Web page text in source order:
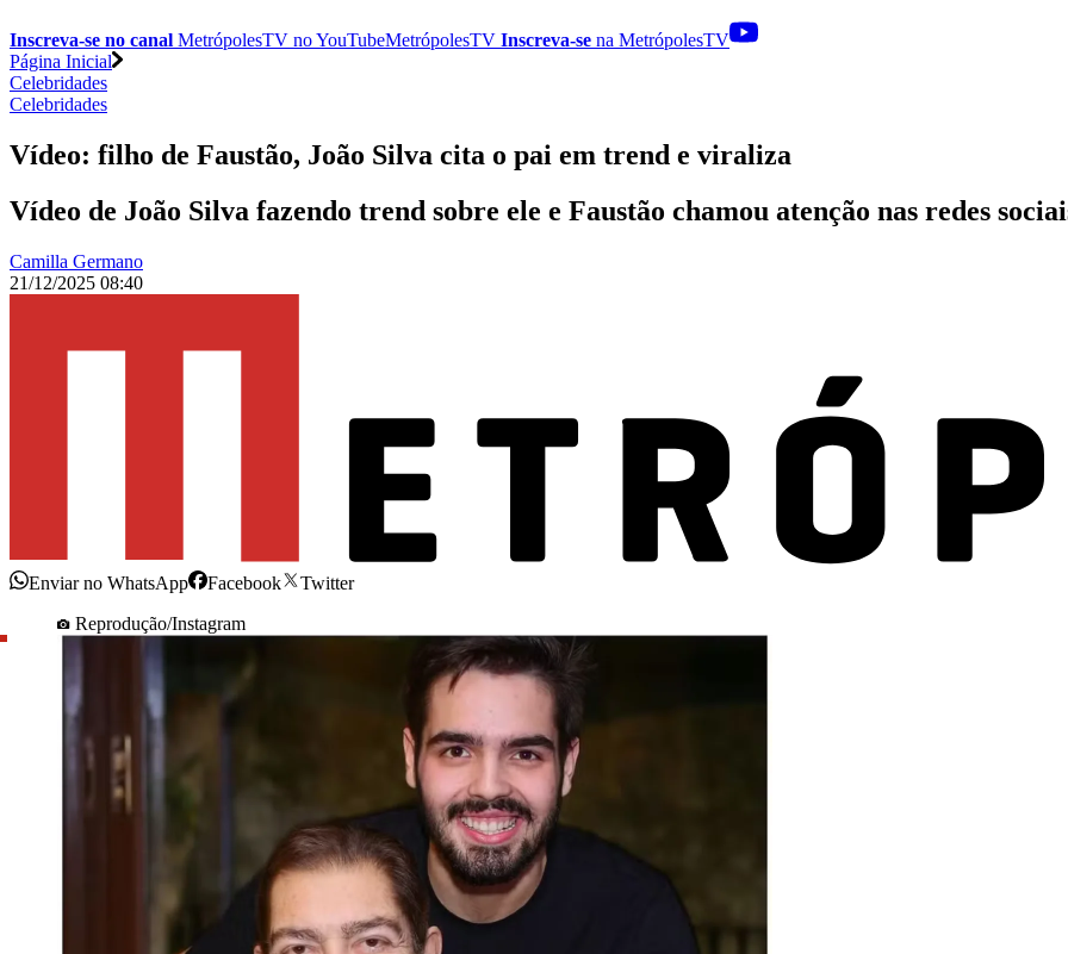
Inscreva-se no canal MetrópolesTV noYouTubeMetrópolesTV Inscreva-se na MetrópolesTV
Página Inicial
Celebridades
Celebridades
Vídeo: filho de Faustão, João Silva cita o pai em trend e viraliza
Vídeo de João Silva fazendo trend sobre ele e Faustão chamou atenção nas redes
Camilla Germano
21/12/2025 08:40
Enviar no WhatsApp Facebook
Twitter
Reprodução/Instagram